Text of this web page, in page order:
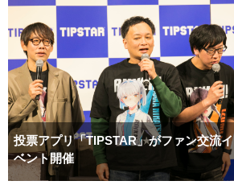
投票アプリ「TIPSTAR」がファン交流イ
ベント開催